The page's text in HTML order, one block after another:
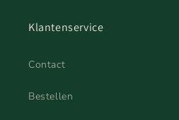
Klantenservice
Contact
Bestellen